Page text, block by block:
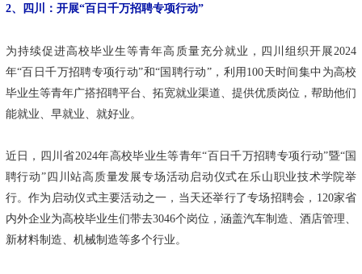
2、四川：开展“百日千万招聘专项行动”
为持续促进高校毕业生等青年高质量充分就业，四川组织开展2024
年“百日千万招聘专项行动”和“国聘行动”，利用100天时间集中为高校
毕业生等青年广搭招聘平台、拓宽就业渠道、提供优质岗位，帮助他们
能就业、早就业、就好业。
近日，四川省2024年高校毕业生等青年“百日千万招聘专项行动”暨“国
聘行动”四川站高质量发展专场活动启动仪式在乐山职业技术学院举
行。作为启动仪式主要活动之一，当天还举行了专场招聘会，120家省
内外企业为高校毕业生们带去3046个岗位，涵盖汽车制造、酒店管理、
新材料制造、机械制造等多个行业。